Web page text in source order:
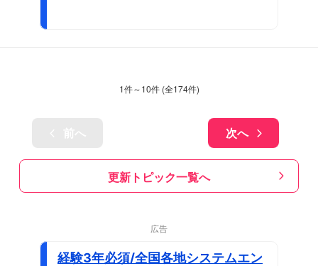
1件～10件 (全174件)
次へ
更新トピック一覧へ
広告
経験3年必須/全国各地システムエン